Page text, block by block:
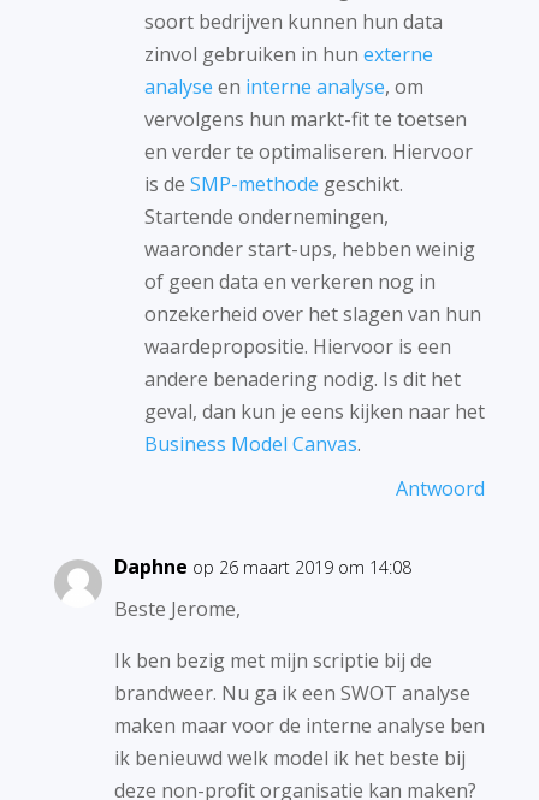
soort bedrijven kunnen hun data
zinvol gebruiken in hun externe
analyse en interne analyse, om
vervolgens hun markt-fit te toetsen
en verder te optimaliseren. Hiervoor
is de SMP-methode geschikt.
Startende ondernemingen,
waaronder start-ups, hebben weinig
of geen data en verkeren nog in
onzekerheid over het slagen van hun
waardepropositie. Hiervoor is een
andere benadering nodig. Is dit het
geval, dan kun je eens kijken naar het
Business Model Canvas.
Antwoord
Daphne op 26 maart 2019 om 14:08
Beste Jerome,
Ik ben bezig met mijn scriptie bij de
brandweer. Nu ga ik een SWOT analyse
maken maar voor de interne analyse ben
ik benieuwd welk model ik het beste bij
deze non-profit organisatie kan maken?